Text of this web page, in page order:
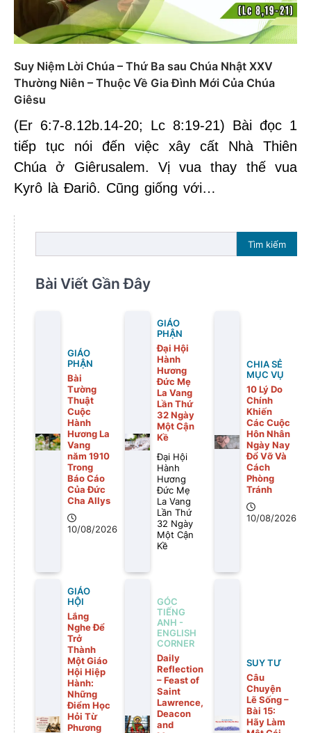
Suy Niệm Lời Chúa – Thứ Ba sau Chúa Nhật XXV
Thường Niên – Thuộc Về Gia Đình Mới Của Chúa
Giêsu
(Er 6:7-8.12b.14-20; Lc 8:19-21) Bài đọc 1
tiếp tục nói đến việc xây cất Nhà Thiên
Chúa ở Giêrusalem. Vị vua thay thế vua
Kyrô là Đariô. Cũng giống với…
Tìm kiếm
Bài Viết Gần Đây
GIÁO
PHẬN
Bài
Tường
Thuật
Cuộc
Hành
Hương La
Vang
năm 1910
Trong
Báo Cáo
Của Đức
Cha Allys
10/08/2026
GIÁO
PHẬN
Đại Hội
Hành
Hương
Đức Mẹ
La Vang
Lần Thứ
32 Ngày
Một Cận
Kề
Đại Hội
Hành
Hương
Đức Mẹ
La Vang
Lần Thứ
32 Ngày
Một Cận
Kề
CHIA SẺ
MỤC VỤ
10 Lý Do
Chính
Khiến
Các Cuộc
Hôn Nhân
Ngày Nay
Đổ Vỡ Và
Cách
Phòng
Tránh
10/08/2026
GIÁO
HỘI
Lắng
Nghe Để
Trở
Thành
Một Giáo
Hội Hiệp
Hành:
Những
Điểm Học
Hỏi Từ
Phương
GÓC
TIẾNG
ANH -
ENGLISH
CORNER
Daily
Reflection
– Feast of
Saint
Lawrence,
Deacon
and
SUY TƯ
Câu
Chuyện
Lẽ Sống –
Bài 15:
Hãy Làm